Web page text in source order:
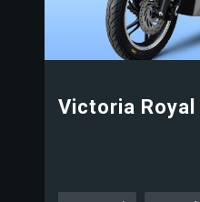
Victoria Royal